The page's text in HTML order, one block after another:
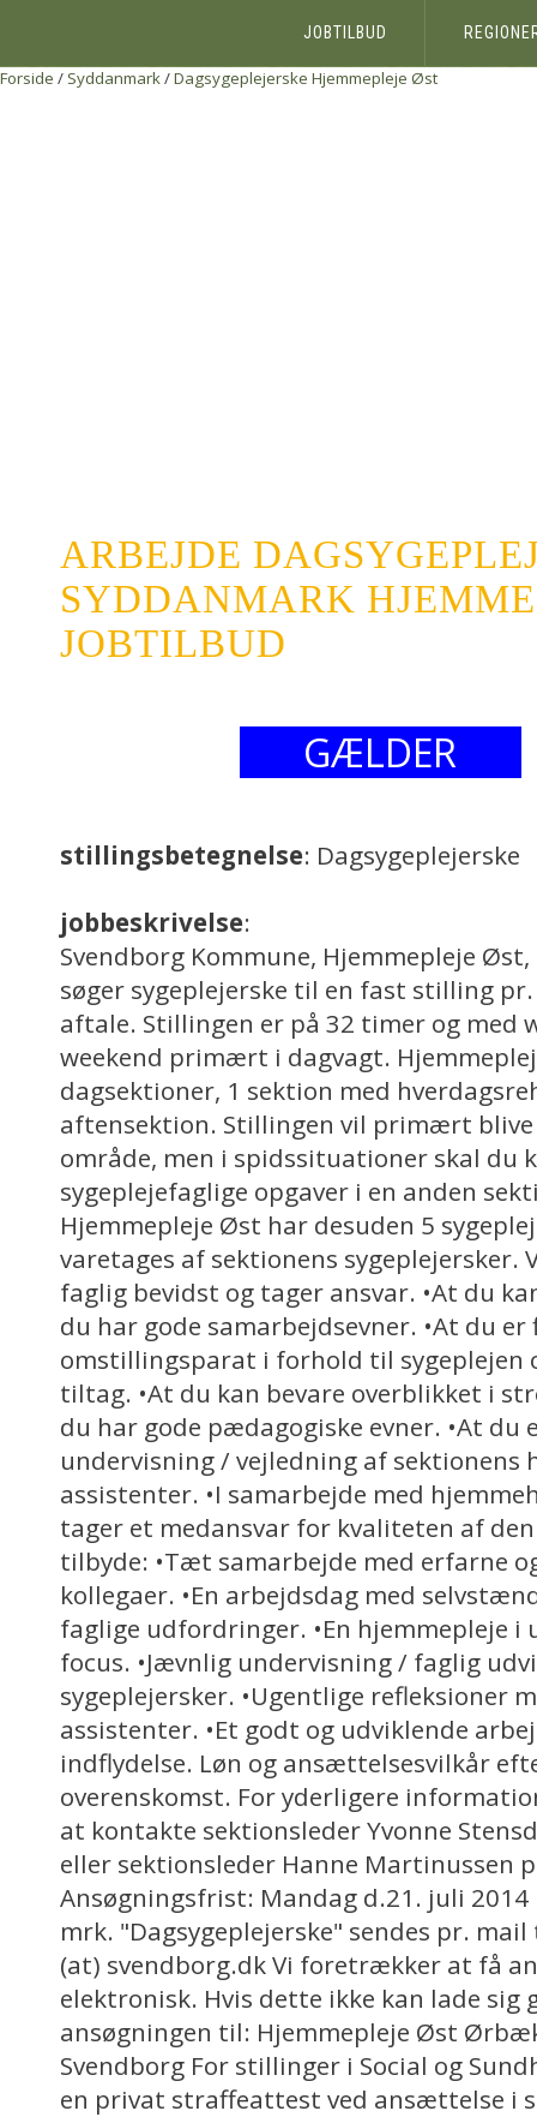
JOBTILBUD
Forside / Syddanmark/Dagsygeplejerske Hjemmepleje Øst
ARBEJDE
SYDDANMARK
JOBTILBUD
GÆLDER
stillingsbetegnelse: Dagsygeplejerske
jobbeskrivelse:
Svendborg Kommune, Hjemmepleje
søger sygeplejerske til en fast stilling
aftale. Stillingen er på 32 timer og med
weekend primært i dagvagt.
dagsektioner, 1 sektion med
aftensektion. Stillingen vil primært
område, men i spidssituationer skal du
sygeplejefaglige opgaver i en anden
Hjemmepleje Øst har desuden 5
varetages af sektionens sygeplejersker.
faglig bevidst og tager ansvar. •At du
du har gode samarbejdsevner. •At du er
omstillingsparat i forhold til sygeplejen
tiltag. •At du kan bevare overblikket i
du har gode pædagogiske evner. •At
undervisning / vejledning af sektionens
assistenter. •I samarbejde med
tager et medansvar for kvaliteten af
tilbyde: •Tæt samarbejde med erfarne
kollegaer. •En arbejdsdag med
faglige udfordringer. •En hjemmepleje i
focus. •Jævnlig undervisning / faglig
sygeplejersker. •Ugentlige refleksioner
assistenter. •Et godt og udviklende
indflydelse. Løn og ansættelsesvilkår
overenskomst. For yderligere
at kontakte sektionsleder Yvonne
eller sektionsleder Hanne Martinussen
Ansøgningsfrist: Mandag d.21. juli 2014
mrk. "Dagsygeplejerske" sendes pr.
(at) svendborg.dk Vi foretrækker at få
elektronisk. Hvis dette ikke kan lade sig
ansøgningen til: Hjemmepleje Øst
Svendborg For stillinger i Social og
en privat straffeattest ved ansættelse i